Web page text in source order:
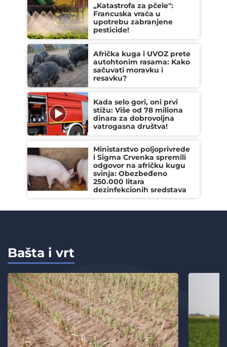
„Katastrofa za pčele":
Francuska vraća u
upotrebu zabranjene
pesticide!
Afrička kuga i UVOZ prete
autohtonim rasama: Kako
sačuvati moravku i
resavku?
Kada selo gori, oni prvi
stižu: Više od 78 miliona
dinara za dobrovoljna
vatrogasna društva!
Ministarstvo poljoprivrede
i Sigma Crvenka spremili
odgovor na afričku kugu
svinja: Obezbeđeno
250.000 litara
dezinfekcionih sredstava
Bašta i vrt